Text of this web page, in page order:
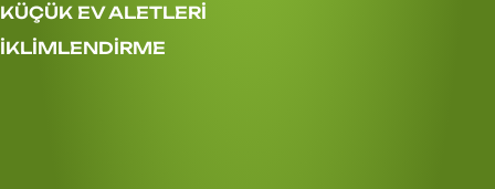
KÜÇÜK EV ALETLERİ
İKLİMLENDİRME